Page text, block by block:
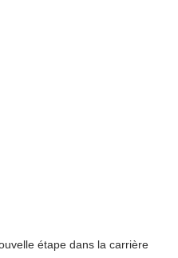
étape dans la carrière